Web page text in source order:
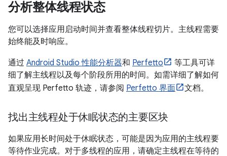
分析整体线程状态
您可以选择应用启动时间并查看整体线程切片。主线程需要
始终能及时响应。
通过 Android Studio 性能分析器和 Perfetto
等工具可详
细了解主线程以及每个阶段所用的时间。如需详细了解如何
直观呈现 Perfetto 轨迹，请参阅 Perfetto 界面 文档。
找出主线程处于休眠状态的主要区块
如果应用长时间处于休眠状态，可能是因为应用的主线程要
等待作业完成。对于多线程的应用，请确定主线程在等待的